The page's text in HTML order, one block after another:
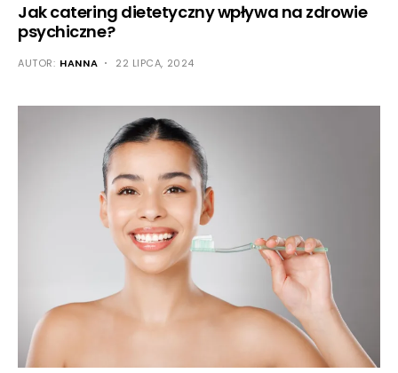
Jak catering dietetyczny wpływa na zdrowie
psychiczne?
AUTOR: HANNA 22 LIPCA, 2024